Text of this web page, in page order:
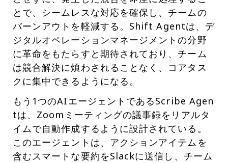
とで、シームレスな対応を確保し、チームの
バーンアウトを軽減する。Shift Agentは、デ
ジタルオペレーションマネージメントの分野
に革命をもたらすと期待されており、チーム
は競合解決に煩わされることなく、コアタス
クに集中できるようになる。
もう1つのAIエージェントであるScribe Agen
tは、Zoomミーティングの議事録をリアルタ
イムで自動作成するように設計されている。
このエージェントは、アクションアイテムを
含むスマートな要約をSlackに送信し、チーム